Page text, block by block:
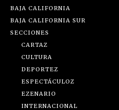
BAJA CALIFORNIA
BAJA CALIFORNIA SUR
SECCIONES
CARTAZ
CULTURA
DEPORTEZ
ESPECTÁCULOZ
EZENARIO
INTERNACIONAL